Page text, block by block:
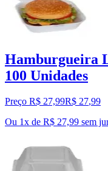
Hamburgueira
100 Unidades
Preço R$ 27,99R$ 27,99
Ou 1x de R$ 27,99 sem